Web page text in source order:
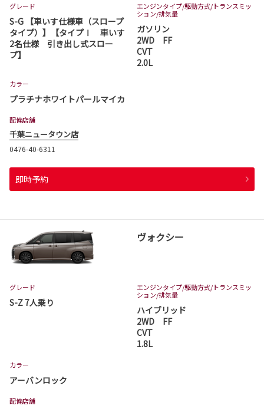
グレード
S-G 【車いす仕様車（スロープ
タイプ）】【タイプⅠ 車いす
2名仕様 引き出し式スロー
プ】
エンジンタイプ/駆動方式/トランスミッ
ション/排気量
ガソリン
2WD FF
CVT
2.0L
カラー
プラチナホワイトパールマイカ
配備店舗
千葉ニュータウン店
0476-40-6311
即時予約
ヴォクシー
グレード
S-Z 7人乗り
エンジンタイプ/駆動方式/トランスミッ
ション/排気量
ハイブリッド
2WD FF
CVT
1.8L
カラー
アーバンロック
配備店舗